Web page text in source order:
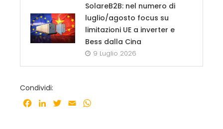
SolareB2B: nel numero di
luglio/agosto focus su
limitazioni UE a inverter e
Bess dalla Cina
9 Luglio 2026
Condividi:
Facebook
LinkedInTwitter
Email